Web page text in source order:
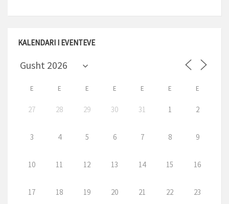
KALENDARI I EVENTEVE
E E E E E E E
27 28 29 30 31 1 2
3 4 5 6 7 8 9
10 11 12 13 14 15 16
17 18 19 20 21 22 23